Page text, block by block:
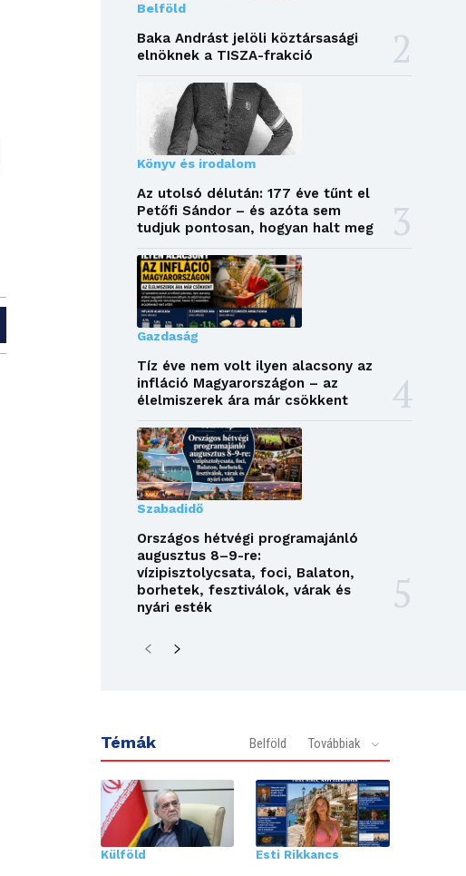
Belföld
Baka Andrást jelöli köztársasági
elnöknek a TISZA-frakció
Könyv és irodalom
Az utolsó délután: 177 éve tűnt el
Petőfi Sándor – és azóta sem
tudjuk pontosan, hogyan halt meg
Gazdaság
Tíz éve nem volt ilyen alacsony az
infláció Magyarországon – az
élelmiszerek ára már csökkent
Szabadidő
Országos hétvégi programajánló
augusztus 8–9-re:
vízipisztolycsata, foci, Balaton,
borhetek, fesztiválok, várak és
nyári esték
Témák Belföld Továbbiak
Külföld Esti Rikkancs